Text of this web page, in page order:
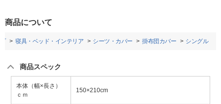
商品について
寝具・ベッド・インテリア シーツ・カバー 掛布団カバー シングル
商品スペック
本体（幅×長さ）
ｃｍ
150×210cm